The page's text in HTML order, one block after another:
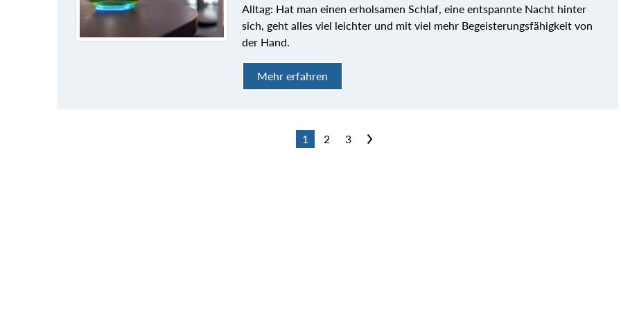
Alltag: Hat man einen erholsamen Schlaf, eine entspannte Nacht hinter
sich, geht alles viel leichter und mit viel mehr Begeisterungsfähigkeit von
der Hand.
Mehr erfahren
1 2 3 >